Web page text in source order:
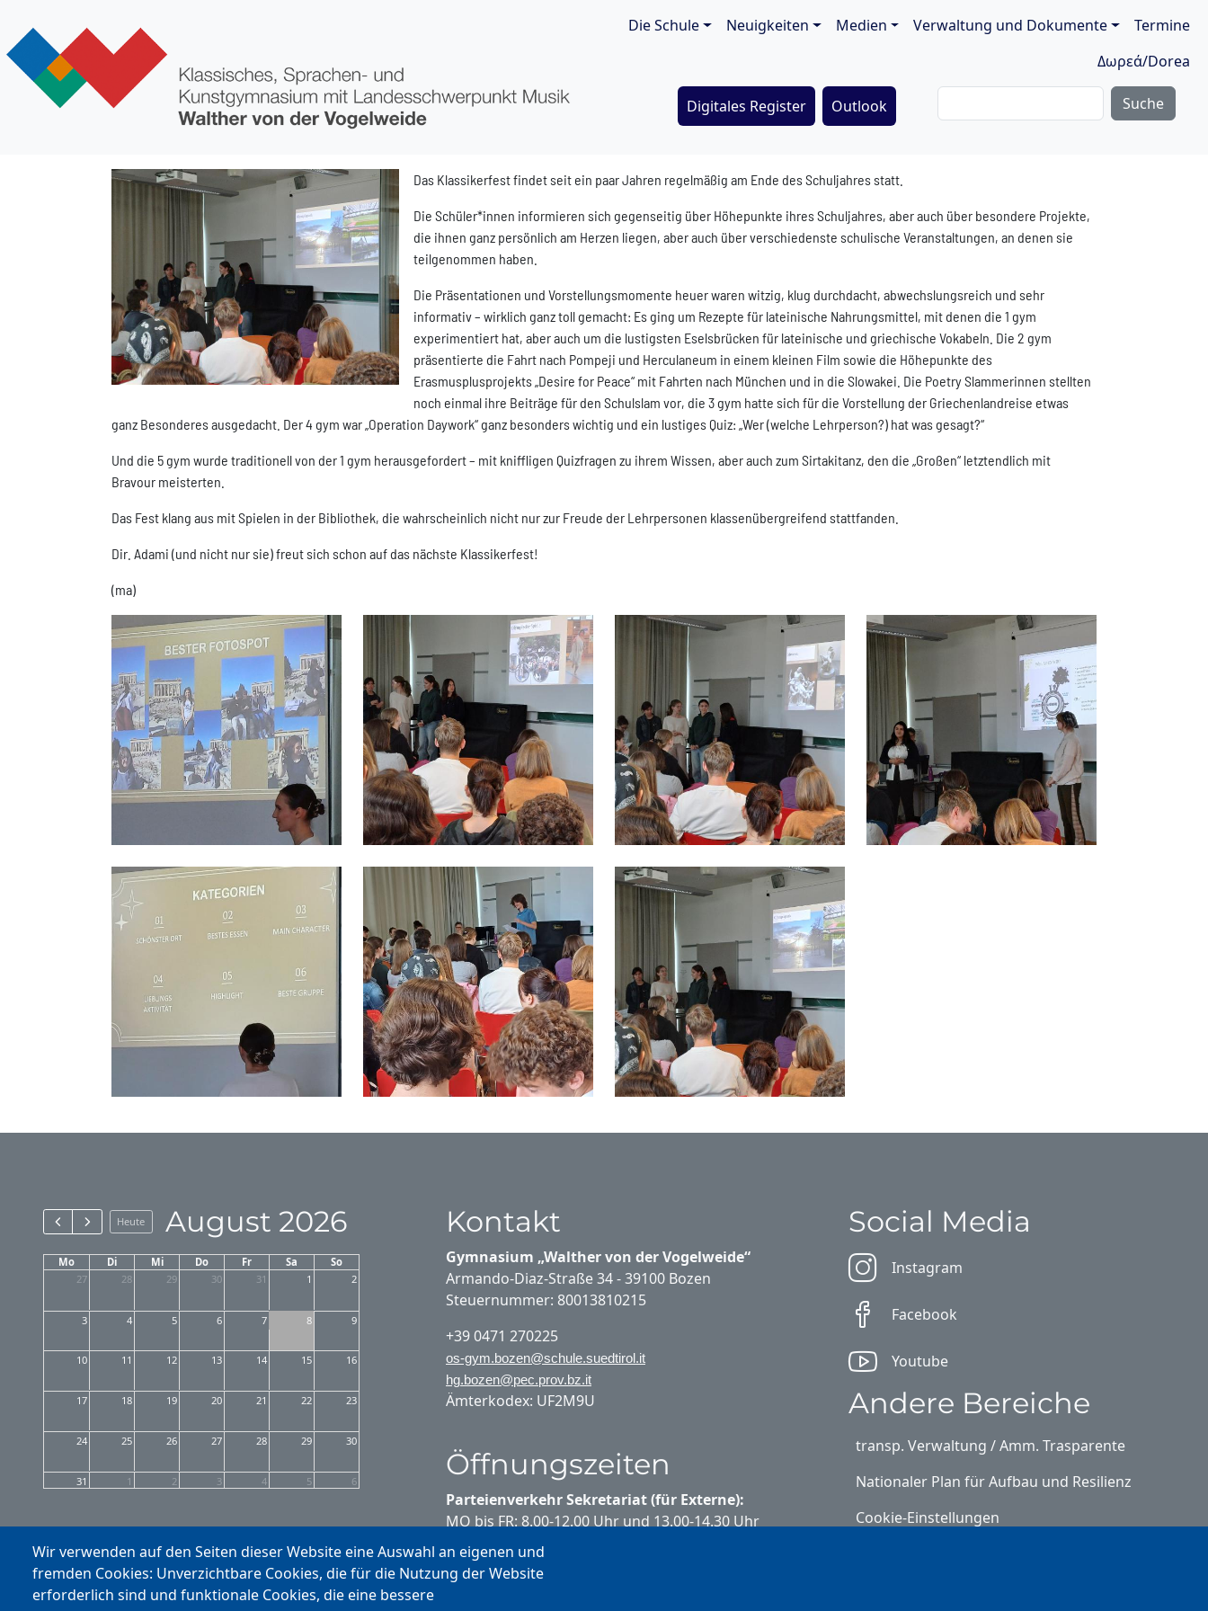
Wir verwenden auf den Seiten dieser Website eine Auswahl an eigenen und
fremden Cookies: Unverzichtbare Cookies, die für die Nutzung der Website
erforderlich sind und funktionale Cookies, die eine bessere
Main navigation
Die Schule Neuigkeiten Medien Verwaltung und Dokumente
Termine
Δωρεά/Dorea
Digitales Register Outlook
Bild Das Klassikerfest findet seit ein paar Jahren regelmäßig am Ende des Schuljahres statt.
Die Schüler*innen informieren sich gegenseitig über Höhepunkte ihres Schuljahres, aber auch über besondere Projekte,
die ihnen ganz persönlich am Herzen liegen, aber auch über verschiedenste schulische Veranstaltungen, an denen sie
teilgenommen haben.
Die Präsentationen und Vorstellungsmomente heuer waren witzig, klug durchdacht, abwechslungsreich und sehr
informativ – wirklich ganz toll gemacht: Es ging um Rezepte für lateinische Nahrungsmittel, mit denen die 1 gym
experimentiert hat, aber auch um die lustigsten Eselsbrücken für lateinische und griechische Vokabeln. Die 2 gym
präsentierte die Fahrt nach Pompeji und Herculaneum in einem kleinen Film sowie die Höhepunkte des
Erasmusplusprojekts „Desire for Peace“ mit Fahrten nach München und in die Slowakei. Die Poetry Slammerinnen stellten
noch einmal ihre Beiträge für den Schulslam vor, die 3 gym hatte sich für die Vorstellung der Griechenlandreise etwas
ganz Besonderes ausgedacht. Der 4 gym war „Operation Daywork“ ganz besonders wichtig und ein lustiges Quiz: „Wer (welche Lehrperson?) hat was gesagt?“
Und die 5 gym wurde traditionell von der 1 gym herausgefordert – mit kniffligen Quizfragen zu ihrem Wissen, aber auch zum Sirtakitanz, den die „Großen“ letztendlich mit
Bravour meisterten.
Das Fest klang aus mit Spielen in der Bibliothek, die wahrscheinlich nicht nur zur Freude der Lehrpersonen klassenübergreifend stattfanden.
Dir. Adami (und nicht nur sie) freut sich schon auf das nächste Klassikerfest!
(ma)
Heute August 2026
Mo Di Mi Do Fr Sa
So
27
28 29 30 31 1 2
3 4 5 6 7 8 9
10 11 12 13 14 15 16
17 18 19 20 21 22 23
24 25 26 27 28 29 30
31 1 2 3 4 5 6
Kontakt
Gymnasium „Walther von der Vogelweide“
Armando-Diaz-Straße 34 - 39100 Bozen
Steuernummer: 80013810215
+39 0471 270225
os-gym.bozen@schule.suedtirol.it
hg.bozen@pec.prov.bz.it
Ämterkodex: UF2M9U
Öffnungszeiten
Parteienverkehr Sekretariat (für Externe):
MO bis FR: 8.00-12.00 Uhr und 13.00-14.30 Uhr
Parteienverkehr Sekretariat (für
Schülerinnen und Schüler):
Social Media
Instagram
Facebook
Youtube
Andere Bereiche
transp. Verwaltung / Amm. Trasparente
Nationaler Plan für Aufbau und Resilienz
Cookie-Einstellungen